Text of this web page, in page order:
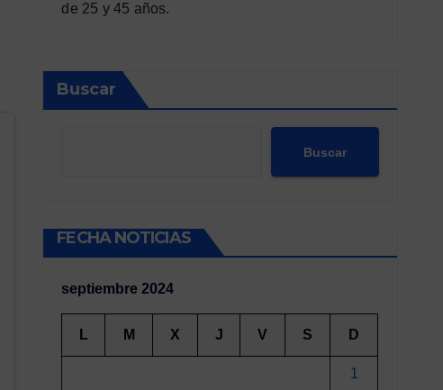
de 25 y 45 años.
Buscar
Buscar
FECHA NOTICIAS
septiembre 2024
L M X J V S D
1